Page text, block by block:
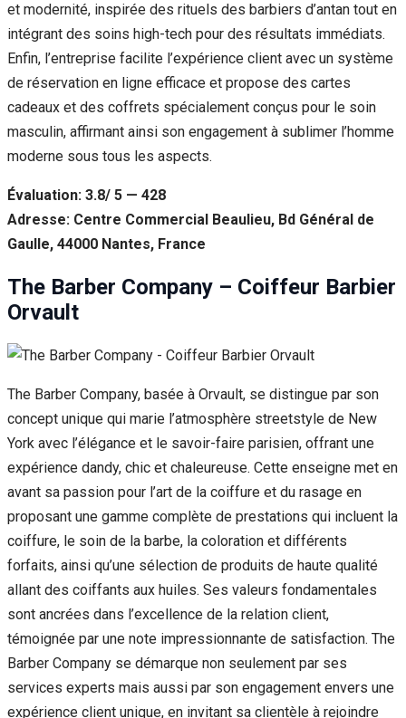
et modernité, inspirée des rituels des barbiers d’antan tout en
intégrant des soins high-tech pour des résultats immédiats.
Enfin, l’entreprise facilite l’expérience client avec un système
de réservation en ligne efficace et propose des cartes
cadeaux et des coffrets spécialement conçus pour le soin
masculin, affirmant ainsi son engagement à sublimer l’homme
moderne sous tous les aspects.
Évaluation: 3.8/ 5 — 428
Adresse: Centre Commercial Beaulieu, Bd Général de
Gaulle, 44000 Nantes, France
The Barber Company – Coiffeur Barbier
Orvault
The Barber Company, basée à Orvault, se distingue par son
concept unique qui marie l’atmosphère streetstyle de New
York avec l’élégance et le savoir-faire parisien, offrant une
expérience dandy, chic et chaleureuse. Cette enseigne met en
avant sa passion pour l’art de la coiffure et du rasage en
proposant une gamme complète de prestations qui incluent la
coiffure, le soin de la barbe, la coloration et différents
forfaits, ainsi qu’une sélection de produits de haute qualité
allant des coiffants aux huiles. Ses valeurs fondamentales
sont ancrées dans l’excellence de la relation client,
témoignée par une note impressionnante de satisfaction. The
Barber Company se démarque non seulement par ses
services experts mais aussi par son engagement envers une
expérience client unique, en invitant sa clientèle à rejoindre